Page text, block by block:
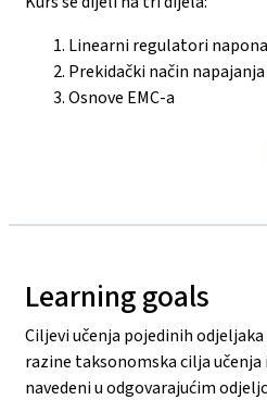
Linearni regulatori napona
Prekidački način napajanja
Osnove EMC-a
Learning goals
Ciljevi učenja pojedinih
razine taksonomska cilja
navedeni u odgovarajućim